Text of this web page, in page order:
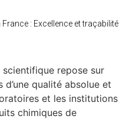
: Excellence et traçabilité
scientifique repose sur
d’une qualité absolue et
et les institutions
chimiques de